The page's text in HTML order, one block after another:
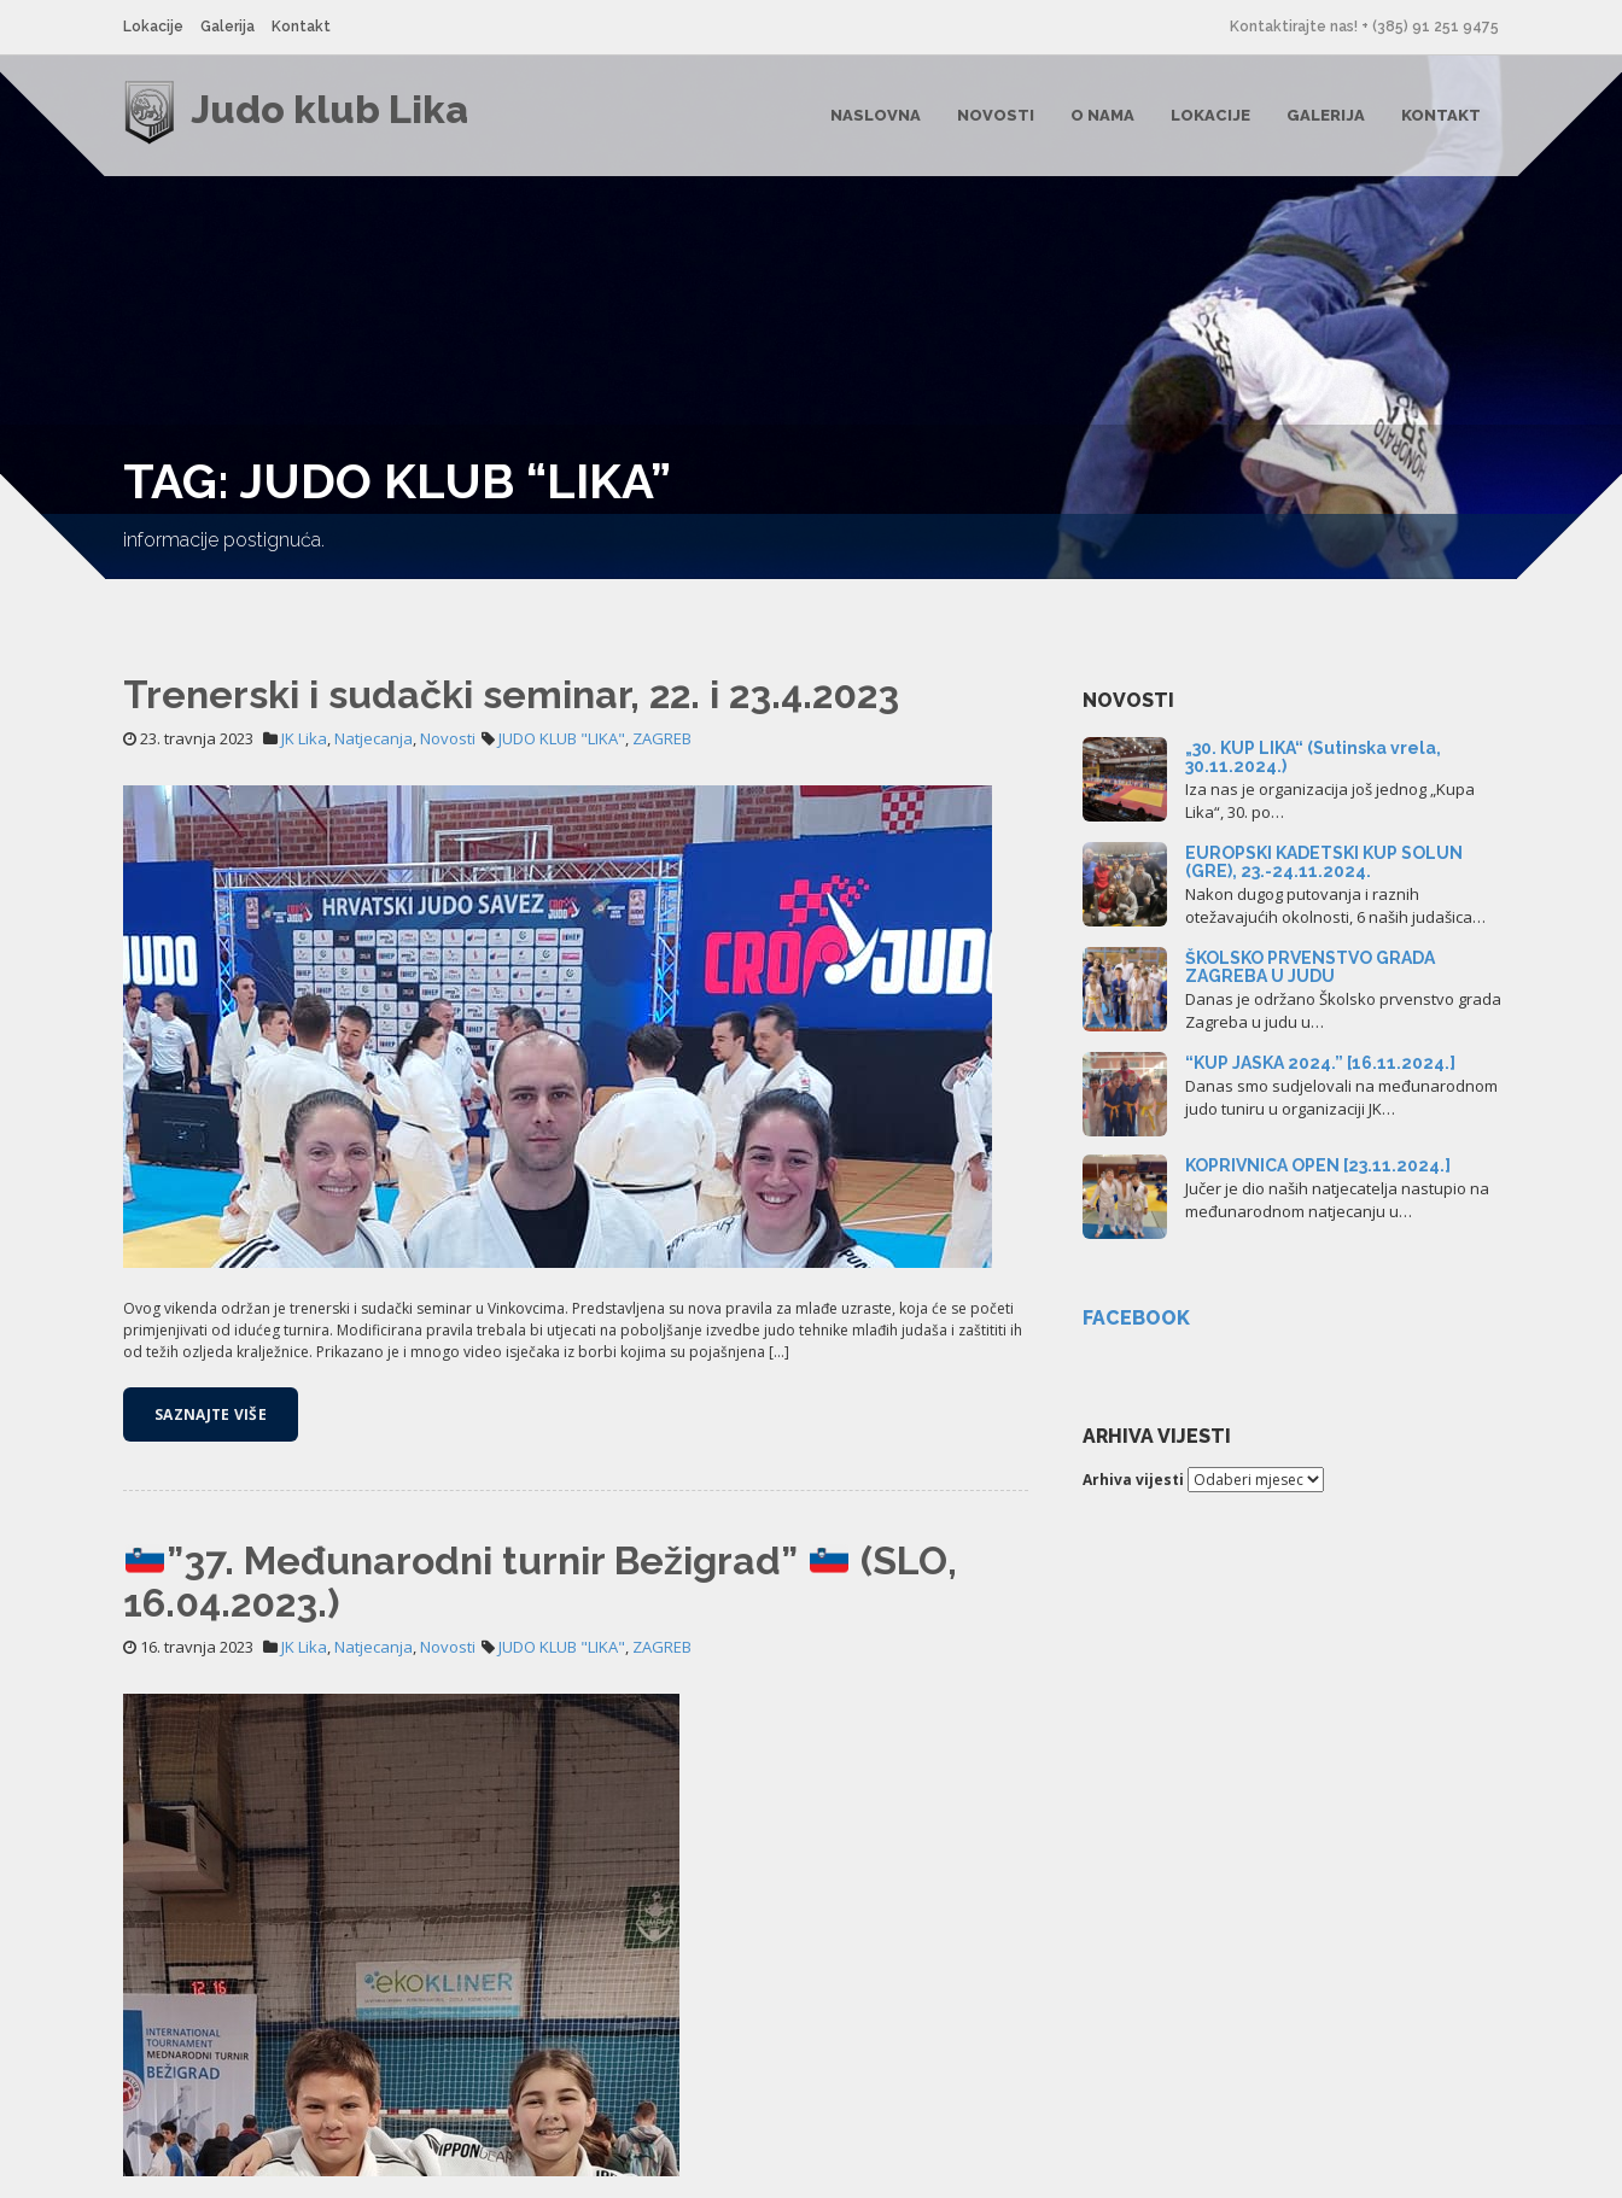
Lokacije Galerija Kontakt Kontaktirajte nas! + (385) 91 251 9475
Judo klub Lika NASLOVNA NOVOSTI O NAMA LOKACIJE GALERIJA KONTAKT
TAG: JUDO KLUB “LIKA”
informacije postignuća.
Trenerski i sudački seminar, 22. i 23.4.2023
23. travnja 2023 JK Lika,Natjecanja,Novosti JUDO KLUB "LIKA", ZAGREB
Ovog vikenda održan je trenerski i sudački seminar u Vinkovcima. Predstavljena su nova pravila za mlađe uzraste, koja će se početi
primjenjivati od idućeg turnira. Modificirana pravila trebala bi utjecati na poboljšanje izvedbe judo tehnike mlađih judaša i zaštititi ih
od težih ozljeda kralježnice. Prikazano je i mnogo video isječaka iz borbi kojima su pojašnjena […]
SAZNAJTE VIŠE
”37. Međunarodni turnir Bežigrad”
(SLO,
16.04.2023.)
16. travnja 2023 JK Lika,Natjecanja,Novosti JUDO KLUB "LIKA", ZAGREB
NOVOSTI
„30. KUP LIKA“ (Sutinska vrela,
30.11.2024.)
Iza nas je organizacija još jednog „Kupa
Lika“, 30. po…
EUROPSKI KADETSKI KUP SOLUN
(GRE), 23.-24.11.2024.
Nakon dugog putovanja i raznih
otežavajućih okolnosti, 6 naših judašica…
ŠKOLSKO PRVENSTVO GRADA
ZAGREBA U JUDU
Danas je održano Školsko prvenstvo grada
Zagreba u judu u…
“KUP JASKA 2024.” [16.11.2024.]
Danas smo sudjelovali na međunarodnom
judo tuniru u organizaciji JK…
KOPRIVNICA OPEN [23.11.2024.]
Jučer je dio naših natjecatelja nastupio na
međunarodnom natjecanju u…
FACEBOOK
ARHIVA VIJESTI
Arhiva vijesti